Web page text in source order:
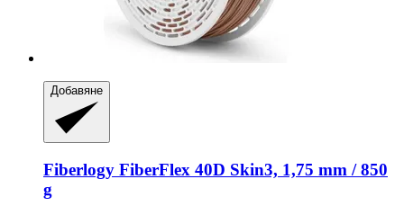
Добавяне
Fiberlogy FiberFlex 40D Skin3, 1,75 mm / 850
g